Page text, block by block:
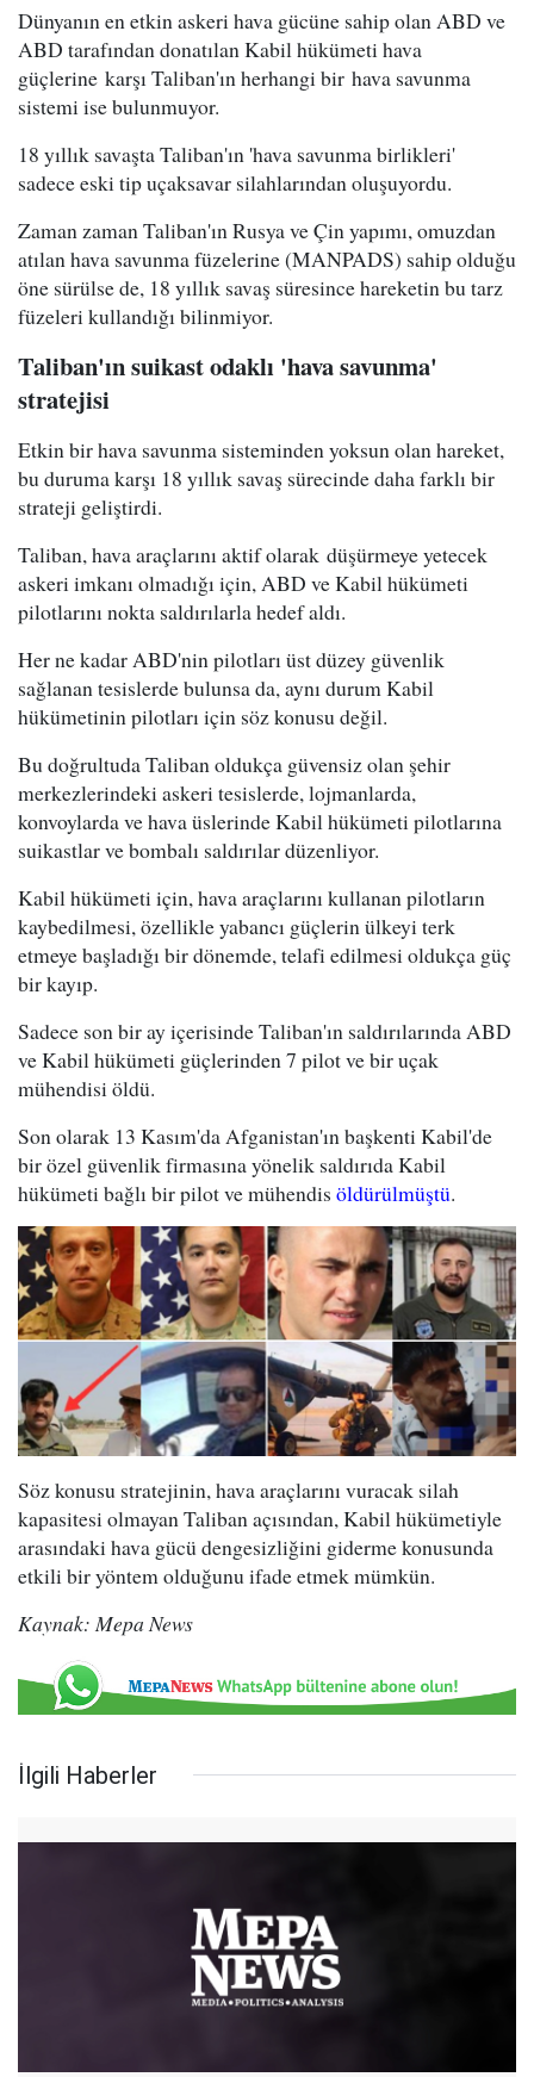
Dünyanın en etkin askeri hava gücüne sahip olan ABD ve
ABD tarafından donatılan Kabil hükümeti hava
güçlerine karşı Taliban'ın herhangi bir hava savunma
sistemi ise bulunmuyor.
18 yıllık savaşta Taliban'ın 'hava savunma birlikleri'
sadece eski tip uçaksavar silahlarından oluşuyordu.
Zaman zaman Taliban'ın Rusya ve Çin yapımı, omuzdan
atılan hava savunma füzelerine (MANPADS) sahip olduğu
öne sürülse de, 18 yıllık savaş süresince hareketin bu tarz
füzeleri kullandığı bilinmiyor.
Taliban'ın suikast odaklı 'hava savunma'
stratejisi
Etkin bir hava savunma sisteminden yoksun olan hareket,
bu duruma karşı 18 yıllık savaş sürecinde daha farklı bir
strateji geliştirdi.
Taliban, hava araçlarını aktif olarak düşürmeye yetecek
askeri imkanı olmadığı için, ABD ve Kabil hükümeti
pilotlarını nokta saldırılarla hedef aldı.
Her ne kadar ABD'nin pilotları üst düzey güvenlik
sağlanan tesislerde bulunsa da, aynı durum Kabil
hükümetinin pilotları için söz konusu değil.
Bu doğrultuda Taliban oldukça güvensiz olan şehir
merkezlerindeki askeri tesislerde, lojmanlarda,
konvoylarda ve hava üslerinde Kabil hükümeti pilotlarına
suikastlar ve bombalı saldırılar düzenliyor.
Kabil hükümeti için, hava araçlarını kullanan pilotların
kaybedilmesi, özellikle yabancı güçlerin ülkeyi terk
etmeye başladığı bir dönemde, telafi edilmesi oldukça güç
bir kayıp.
Sadece son bir ay içerisinde Taliban'ın saldırılarında ABD
ve Kabil hükümeti güçlerinden 7 pilot ve bir uçak
mühendisi öldü.
Son olarak 13 Kasım'da Afganistan'ın başkenti Kabil'de
bir özel güvenlik firmasına yönelik saldırıda Kabil
hükümeti bağlı bir pilot ve mühendis öldürülmüştü.
Söz konusu stratejinin, hava araçlarını vuracak silah
kapasitesi olmayan Taliban açısından, Kabil hükümetiyle
arasındaki hava gücü dengesizliğini giderme konusunda
etkili bir yöntem olduğunu ifade etmek mümkün.
Kaynak: Mepa News
İlgili Haberler